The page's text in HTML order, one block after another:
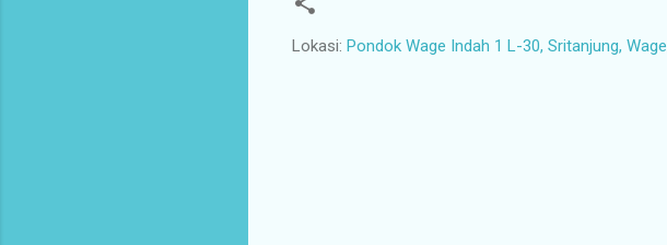
Lokasi: Pondok Wage Indah 1 L-30, Sritanjung,